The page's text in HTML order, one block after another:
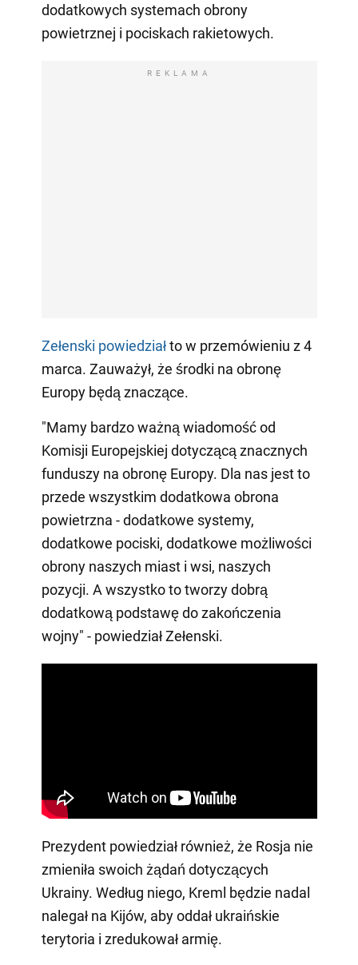
dodatkowych systemach obrony
powietrznej i pociskach rakietowych.
REKLAMA
Zełenski powiedziałto w przemówieniu z 4
marca. Zauważył, że środki na obronę
Europy będą znaczące.
"Mamy bardzo ważną wiadomość od
Komisji Europejskiej dotyczącą znacznych
funduszy na obronę Europy. Dla nas jest to
przede wszystkim dodatkowa obrona
powietrzna - dodatkowe systemy,
dodatkowe pociski, dodatkowe możliwości
obrony naszych miast i wsi, naszych
pozycji. A wszystko to tworzy dobrą
dodatkową podstawę do zakończenia
wojny" - powiedział Zełenski.
Prezydent powiedział również, że Rosja nie
zmieniła swoich żądań dotyczących
Ukrainy. Według niego, Kreml będzie nadal
nalegał na Kijów, aby oddał ukraińskie
terytoria i zredukował armię.